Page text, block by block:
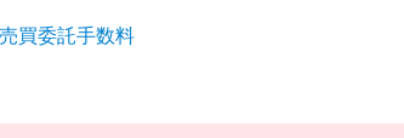
売買委託手数料